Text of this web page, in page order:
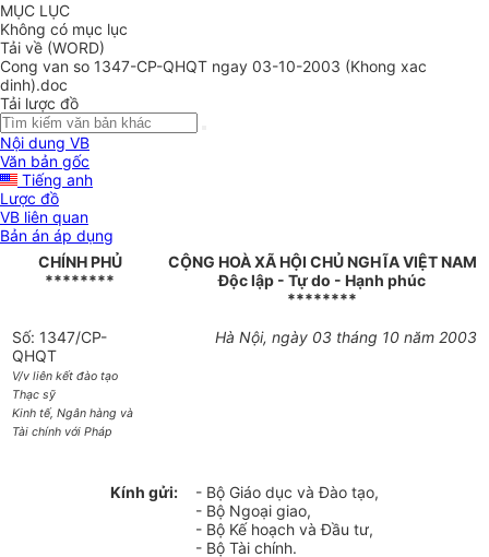
MỤC LỤC
Không có mục lục
Tải về (WORD)
Cong van so 1347-CP-QHQT ngay 03-10-2003 (Khong xac
dinh).doc
Tải lược đồ
Nội dung VB
Văn bản gốc
Tiếng anh
Lược đồ
VB liên quan
Bản án áp dụng
CHÍNH PHỦ
********
CỘNG HOÀ XÃ HỘI CHỦ NGHĨA VIỆT NAM
Độc lập - Tự do - Hạnh phúc
********
Số: 1347/CP-
QHQT
V/v liên kết đào tạo
Thạc sỹ
Kinh tế, Ngân hàng và
Tài chính với Pháp
Hà Nội, ngày 03 tháng 10 năm 2003
Kính gửi:
- Bộ Giáo dục và Đào tạo,
- Bộ Ngoại giao,
- Bộ Kế hoạch và Đầu tư,
- Bộ Tài chính.